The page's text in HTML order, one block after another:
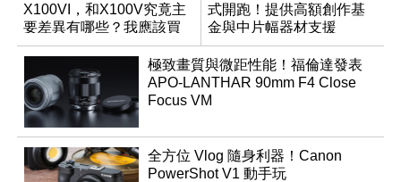
X100VI，和X100V究竟主
要差異有哪些？我應該買
哪一台？
式開跑！提供高額創作基
金與中片幅器材支援
極致畫質與微距性能！福倫達發表
APO-LANTHAR 90mm F4 Close
Focus VM
全方位 Vlog 隨身利器！Canon
PowerShot V1 動手玩